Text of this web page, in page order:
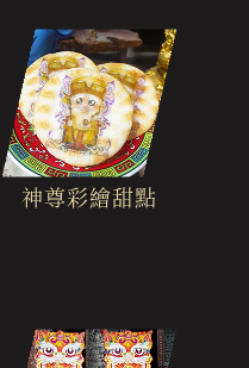
神尊彩繪甜點